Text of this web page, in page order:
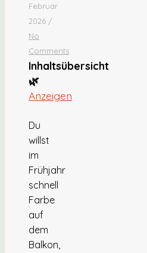
Februar
2026 /
No
Comments
Inhaltsübersicht
🌿
Anzeigen
Du
willst
im
Frühjahr
schnell
Farbe
auf
dem
Balkon,